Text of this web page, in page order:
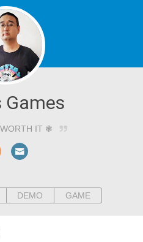
Games
IT ❃
DEMO GAME